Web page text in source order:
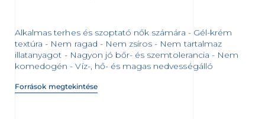
Alkalmas terhes és szoptató nők számára - Gél-krém
textúra - Nem ragad - Nem zsíros - Nem tartalmaz
illatanyagot - Nagyon jó bőr- és szemtolerancia - Nem
komedogén - Víz-, hő- és magas nedvességálló
Források megtekintése